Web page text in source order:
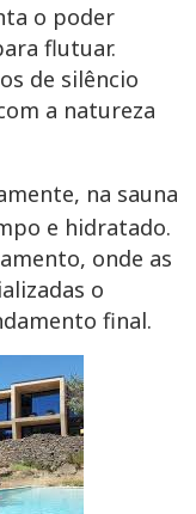
o poder
flutuar.
de silêncio
a natureza
na sauna
e hidratado.
onde as
o
final.